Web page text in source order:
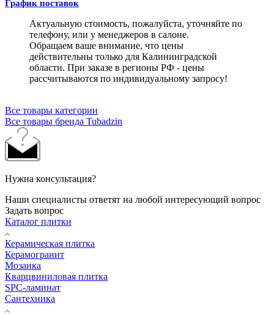
График поставок
Актуальную стоимость, пожалуйста, уточняйте по
телефону, или у менеджеров в салоне.
Обращаем ваше внимание, что цены
действительны только для Калининградской
области. При заказе в регионы РФ - цены
рассчитываются по индивидуальному запросу!
Все товары категории
Все товары бренда Tubadzin
Нужна консультация?
Наши специалисты ответят на любой интересующий вопрос
Задать вопрос
Каталог плитки
Керамическая плитка
Керамогранит
Мозаика
Кварцвиниловая плитка
SPC-ламинат
Сантехника